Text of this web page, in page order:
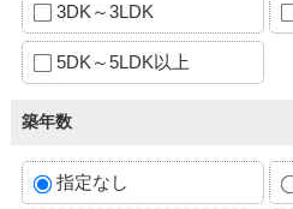
3DK～3LDK
5DK～5LDK以上
築年数
指定なし